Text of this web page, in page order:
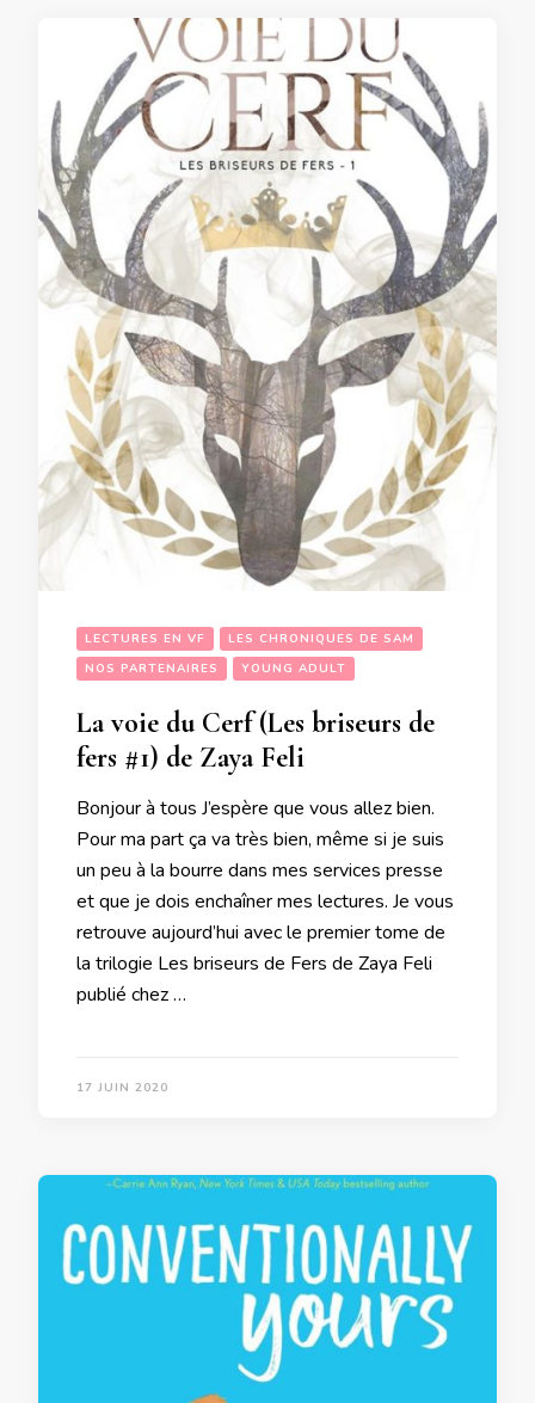
LECTURES EN VF
LES CHRONIQUES DE SAM
NOS PARTENAIRES
YOUNG ADULT
La voie du Cerf (Les briseurs de
fers #1) de Zaya Feli
Bonjour à tous J’espère que vous allez bien.
Pour ma part ça va très bien, même si je suis
un peu à la bourre dans mes services presse
et que je dois enchaîner mes lectures. Je vous
retrouve aujourd’hui avec le premier tome de
la trilogie Les briseurs de Fers de Zaya Feli
publié chez …
17 JUIN 2020